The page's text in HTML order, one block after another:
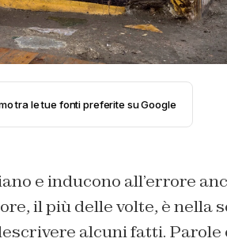
tra le tue fonti preferite su Google
e inducono all’errore
il più delle volte, è nella
alcuni fatti. Parole